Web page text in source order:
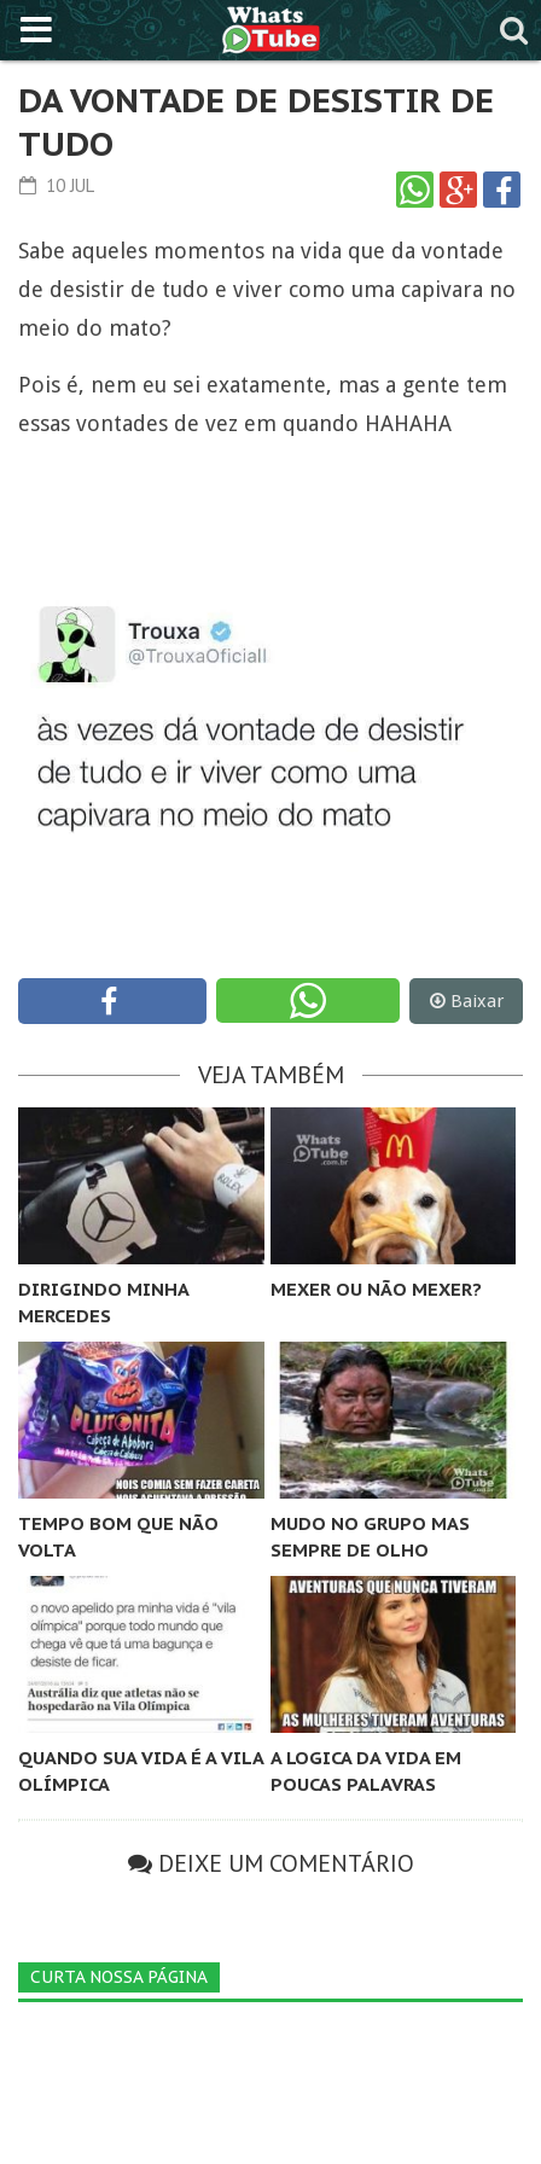
DA VONTADE DE DESISTIR DE
TUDO
10 JUL
Sabe aqueles momentos na vida que da vontade
de desistir de tudo e viver como uma capivara no
meio do mato?
Pois é, nem eu sei exatamente, mas a gente tem
essas vontades de vez em quando HAHAHA
Baixar
VEJA TAMBÉM
DIRIGINDO MINHA
MERCEDES
MEXER OU NÃO MEXER?
TEMPO BOM QUE NÃO
VOLTA
MUDO NO GRUPO MAS
SEMPRE DE OLHO
QUANDO SUA VIDA É A VILA
OLÍMPICA
A LOGICA DA VIDA EM
POUCAS PALAVRAS
DEIXE UM COMENTÁRIO
CURTA NOSSA PÁGINA